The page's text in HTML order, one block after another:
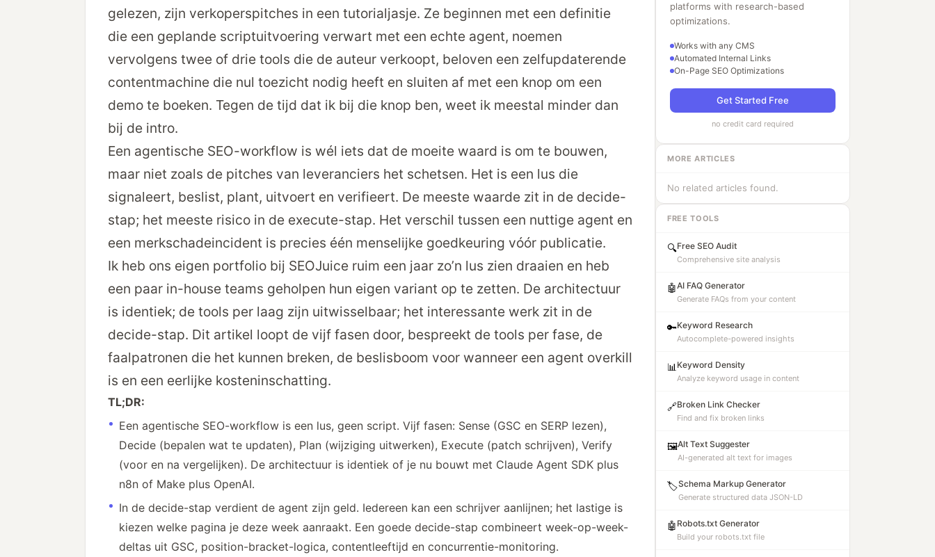
gelezen, zijn verkoperspitches in een tutorialjasje. Ze beginnen met een definitie
die een geplande scriptuitvoering verwart met een echte agent, noemen
vervolgens twee of drie tools die de auteur verkoopt, beloven een zelf­updaterende
content­machine die nul toezicht nodig heeft en sluiten af met een knop om een
demo te boeken. Tegen de tijd dat ik bij die knop ben, weet ik meestal minder dan
bij de intro.
Een agentische SEO-workflow is wél iets dat de moeite waard is om te bouwen,
maar niet zoals de pitches van leveranciers het schetsen. Het is een lus die
signaleert, beslist, plant, uitvoert en verifieert. De meeste waarde zit in de decide-
stap; het meeste risico in de execute-stap. Het verschil tussen een nuttige agent en
een merkschade­incident is precies één menselijke goedkeuring vóór publicatie.
Ik heb ons eigen portfolio bij SEOJuice ruim een jaar zo’n lus zien draaien en heb
een paar in-house teams geholpen hun eigen variant op te zetten. De architectuur
is identiek; de tools per laag zijn uitwisselbaar; het interessante werk zit in de
decide-stap. Dit artikel loopt de vijf fasen door, bespreekt de tools per fase, de
faal­patronen die het kunnen breken, de beslisboom voor wanneer een agent overkill
is en een eerlijke kosten­inschatting.
TL;DR:
Een agentische SEO-workflow is een lus, geen script. Vijf fasen: Sense (GSC en SERP lezen),
Decide (bepalen wat te updaten), Plan (wijziging uitwerken), Execute (patch schrijven), Verify
(voor en na vergelijken). De architectuur is identiek of je nu bouwt met Claude Agent SDK plus
n8n of Make plus OpenAI.
In de decide-stap verdient de agent zijn geld. Iedereen kan een schrijver aanlijnen; het lastige is
kiezen welke pagina je deze week aanraakt. Een goede decide-stap combineert week-op-week-
deltas uit GSC, position-bracket-logica, contentleeftijd en concurrentie-monitoring.
platforms with research-based
optimizations.
Works with any CMS
Automated Internal Links
On-Page SEO Optimizations
Get Started Free
no credit card required
MORE ARTICLES
No related articles found.
FREE TOOLS
🔍Free SEO Audit
Comprehensive site analysis
🤖AI FAQ Generator
Generate FAQs from your content
🔑Keyword Research
Autocomplete-powered insights
📊 Keyword Density
Analyze keyword usage in content
🔗Broken Link Checker
Find and fix broken links
🖼️Alt Text Suggester
AI-generated alt text for images
🏷️Schema Markup Generator
Generate structured data JSON-LD
🤖 Robots.txt Generator
Build your robots.txt file